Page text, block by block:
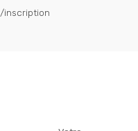
inscription